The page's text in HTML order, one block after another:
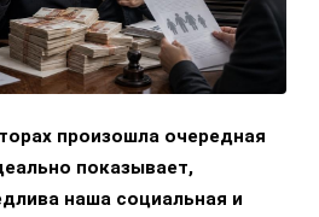
произошла очередная
показывает,
наша социальная и